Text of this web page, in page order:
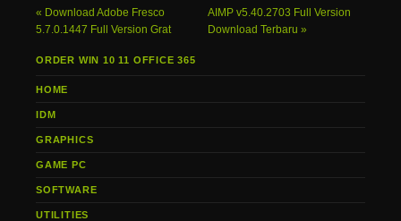
Download Adobe Fresco
5.7.0.1447 Full Version Grat
AIMP v5.40.2703 Full Version
Download Terbaru
ORDER WIN 10 11 OFFICE 365
HOME
IDM
GRAPHICS
GAME PC
SOFTWARE
UTILITIES